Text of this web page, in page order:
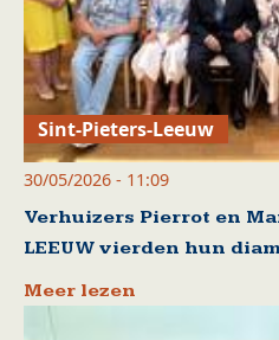
Sint-Pieters-Leeuw
30/05/2026 - 11:09
Verhuizers Pierrot en
LEEUW vierden hun
Meer lezen